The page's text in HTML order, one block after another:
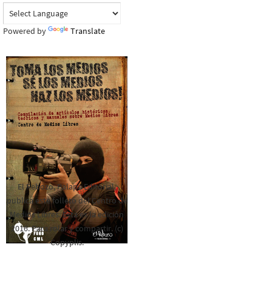
Powered by Translate
El Rebozo, Palapa Editorial,
publica este folleto del Centro de
Medios Libres. Esta es la edición
2016. Para rolar y compartir. (c)
Copyplis.